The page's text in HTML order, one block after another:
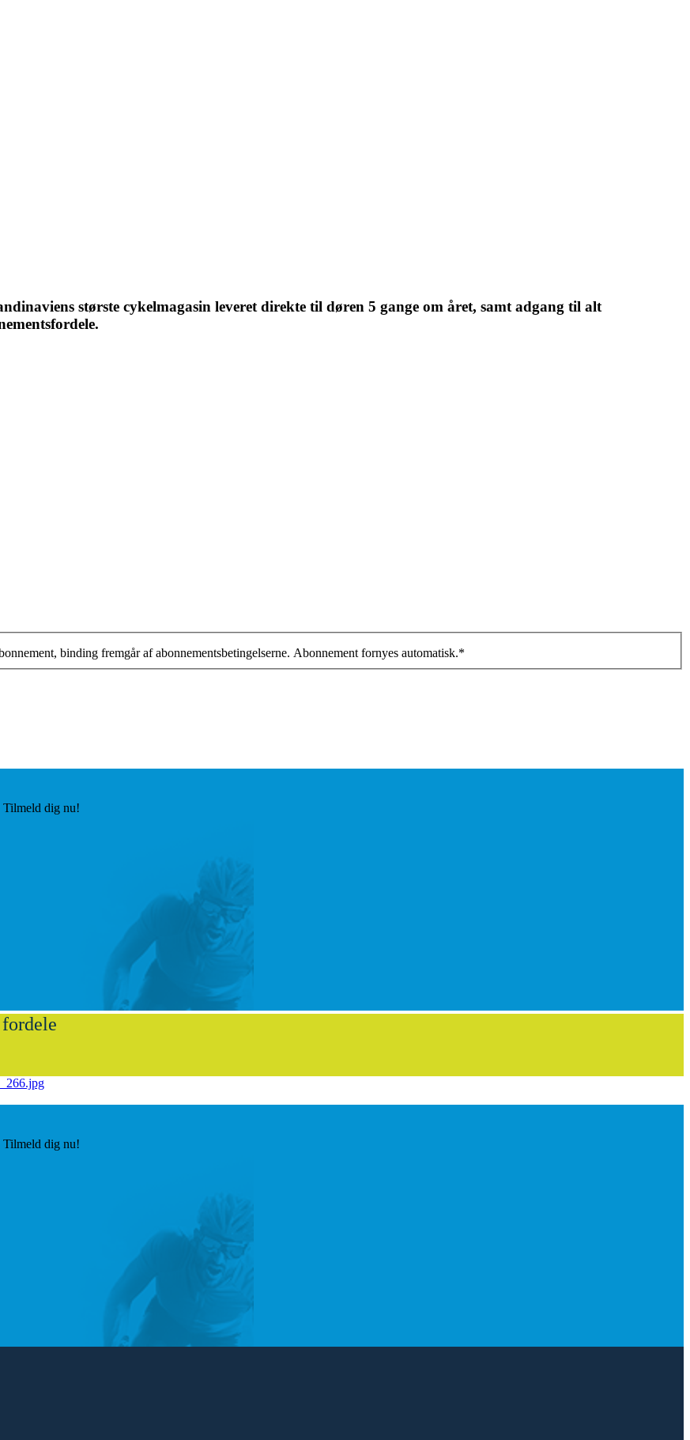
største cykelmagasin leveret direkte til døren 5 gange om året, samt adgang til alt
binding fremgår af abonnementsbetingelserne. Abonnement fornyes automatisk.*
Tilmeld dig nu!
Tilmeld dig nu!